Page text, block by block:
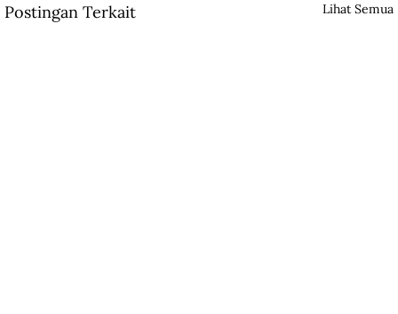
Postingan Terkait Lihat Semua